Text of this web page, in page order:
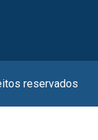
reservados